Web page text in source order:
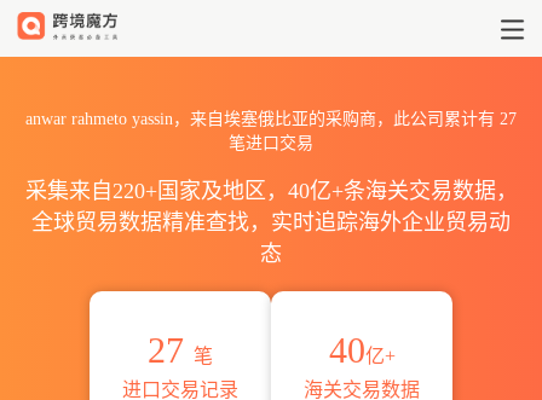
anwar rahmeto yassin，来自埃塞俄比亚的采购商，此公司累计有 27
笔进口交易
采集来自220+国家及地区，40亿+条海关交易数据，
全球贸易数据精准查找，实时追踪海外企业贸易动
态
27 笔
进口交易记录
40亿+
海关交易数据